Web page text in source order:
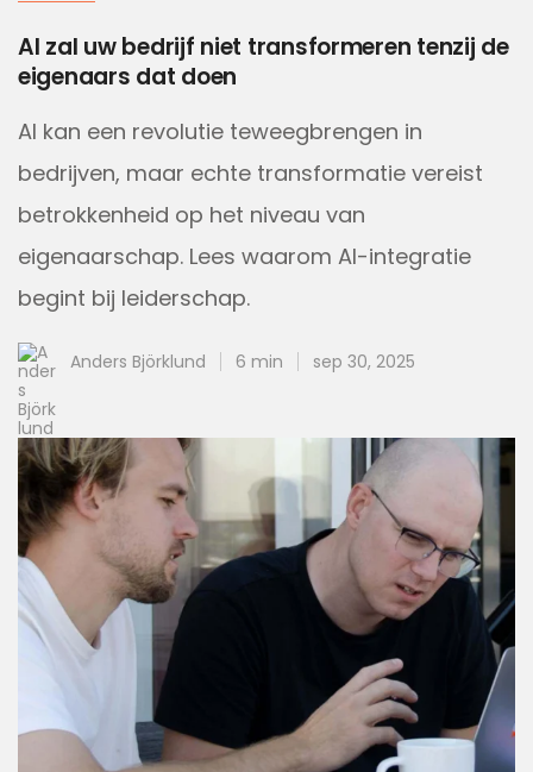
AI zal uw bedrijf niet transformeren tenzij de
eigenaars dat doen
AI kan een revolutie teweegbrengen in
bedrijven, maar echte transformatie vereist
betrokkenheid op het niveau van
eigenaarschap. Lees waarom AI-integratie
begint bij leiderschap.
Anders Björklund 6 min sep 30, 2025